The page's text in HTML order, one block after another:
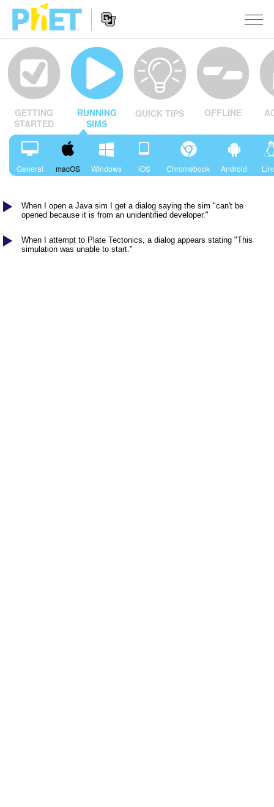
Vyhledávání
webu
PhET
Website
Navigation
SIMULACE
Všechny simulace
Fyzika
Přírodověda
Přeložené simulace
STUDIO
About Studio
Purchase a License
VÝUKA
Procházet materiály
Activity Contribution Guidelines
Professional Learning with PhET
VÝZKUM
Inkluzivní design
PhET Global
PŘIHLÁSIT SE / REGISTROVAT
PŘIHLÁSIT SE / REGISTROVAT
GETTING
STARTED
RUNNING
SIMS
QUICK TIPS OFFLINE
General macOS Windows iOS Chromebook Android
When I open a Java sim I get a dialog saying the sim "can't be
opened because it is from an unidentified developer."
When I attempt to Plate Tectonics, a dialog appears stating "This
simulation was unable to start."